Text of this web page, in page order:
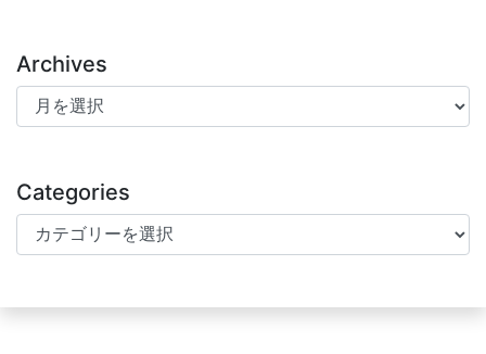
Archives
Archives
Categories
Categories